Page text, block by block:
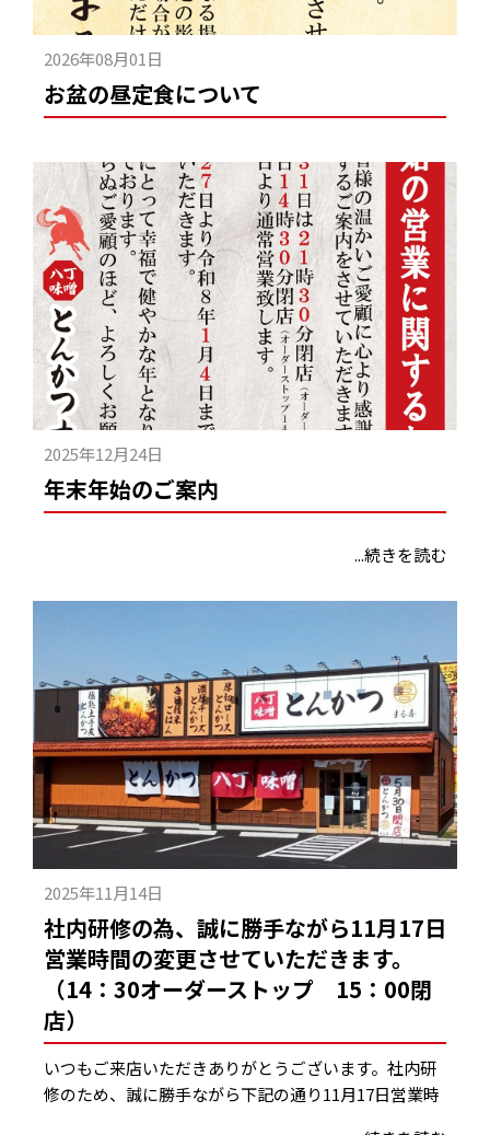
2026年08月01日
お盆の昼定食について
2025年12月24日
年末年始のご案内
...続きを読む
2025年11月14日
社内研修の為、誠に勝手ながら11月17日
営業時間の変更させていただきます。
（14：30オーダーストップ 15：00閉
店）
いつもご来店いただきありがとうございます。社内研
修のため、誠に勝手ながら下記の通り11月17日営業時